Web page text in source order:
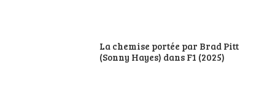
La chemise portée par Brad Pitt
(Sonny Hayes) dans F1 (2025)